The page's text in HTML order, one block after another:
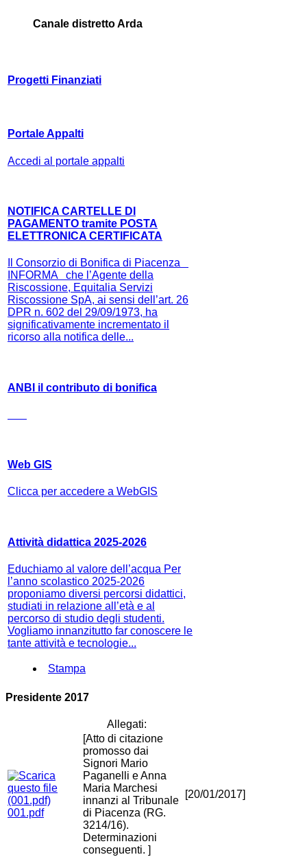
Canale distretto Arda
Progetti Finanziati
Portale Appalti
Accedi al portale appalti
NOTIFICA CARTELLE DI
PAGAMENTO tramite POSTA
ELETTRONICA CERTIFICATA
Il Consorzio di Bonifica di Piacenza
INFORMA che l’Agente della
Riscossione, Equitalia Servizi
Riscossione SpA, ai sensi dell’art. 26
DPR n. 602 del 29/09/1973, ha
significativamente incrementato il
ricorso alla notifica delle...
ANBI il contributo di bonifica
Web GIS
Clicca per accedere a WebGIS
Attività didattica 2025-2026
Educhiamo al valore dell’acqua Per
l’anno scolastico 2025-2026
proponiamo diversi percorsi didattici,
studiati in relazione all’età e al
percorso di studio degli studenti.
Vogliamo innanzitutto far conoscere le
tante attività e tecnologie...
Stampa
Presidente 2017
Allegati:
001.pdf
[Atto di citazione
promosso dai
Signori Mario
Paganelli e Anna
Maria Marchesi
innanzi al Tribunale
di Piacenza (RG.
3214/16).
Determinazioni
conseguenti. ]
[20/01/2017]